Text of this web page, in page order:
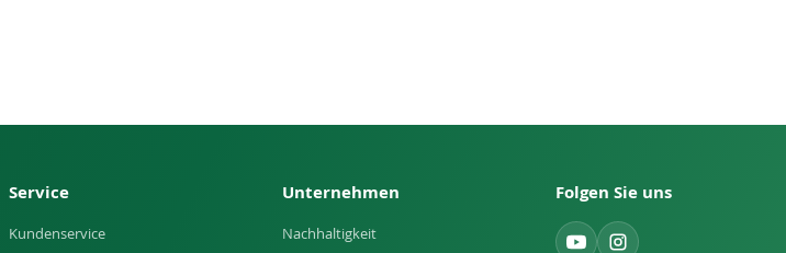
Service
Kundenservice
Unternehmen
Nachhaltigkeit
Folgen Sie uns